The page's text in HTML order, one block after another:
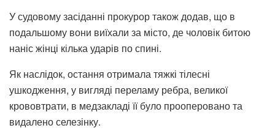
У судовому засіданні прокурор також додав, що в
подальшому вони виїхали за місто, де чоловік битою
наніс жінці кілька ударів по спині.
Як наслідок, остання отримала тяжкі тілесні
ушкодження, у вигляді переламу ребра, великої
крововтрати, в медзакладі її було прооперовано та
видалено селезінку.